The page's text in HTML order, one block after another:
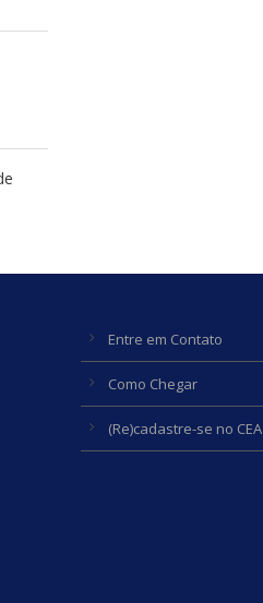
Entre em Contato
Como Chegar
(Re)cadastre-se no CEA